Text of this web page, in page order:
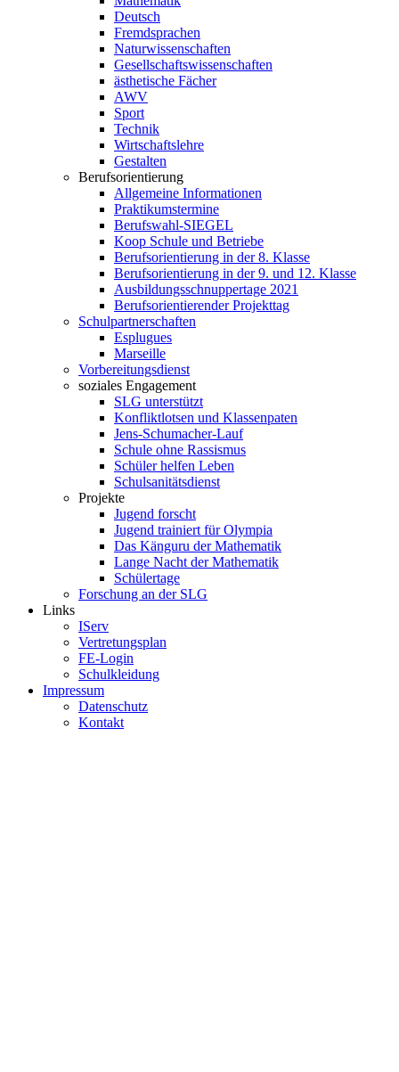
Deutsch
Fremdsprachen
Naturwissenschaften
Gesellschaftswissenschaften
ästhetische Fächer
AWV
Sport
Technik
Wirtschaftslehre
Gestalten
Berufsorientierung
Allgemeine Informationen
Praktikumstermine
Berufswahl-SIEGEL
Koop Schule und Betriebe
Berufsorientierung in der 8. Klasse
Berufsorientierung in der 9. und 12. Klasse
Ausbildungsschnuppertage 2021
Berufsorientierender Projekttag
Schulpartnerschaften
Esplugues
Marseille
Vorbereitungsdienst
soziales Engagement
SLG unterstützt
Konfliktlotsen und Klassenpaten
Jens-Schumacher-Lauf
Schule ohne Rassismus
Schüler helfen Leben
Schulsanitätsdienst
Projekte
Jugend forscht
Jugend trainiert für Olympia
Das Känguru der Mathematik
Lange Nacht der Mathematik
Schülertage
Forschung an der SLG
Links
IServ
Vertretungsplan
FE-Login
Schulkleidung
Impressum
Datenschutz
Kontakt